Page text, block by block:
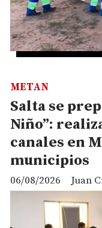
Salta se
Niño”:
canales en
municipios
Juan
METAN
06/08/2026